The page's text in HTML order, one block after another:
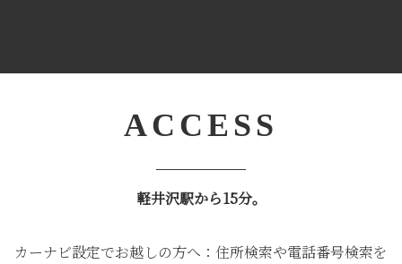
ACCESS
軽井沢駅から15分。
カーナビ設定でお越しの方へ：住所検索や電話番号検索を